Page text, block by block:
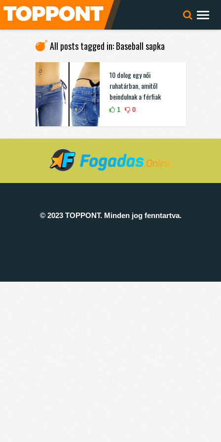
All posts tagged in: Baseball sapka
10 dolog egy női
ruhatárban, amitől
beindulnak a férfiak
1 0
© 2023 TOPPONT. Minden jog fenntartva.